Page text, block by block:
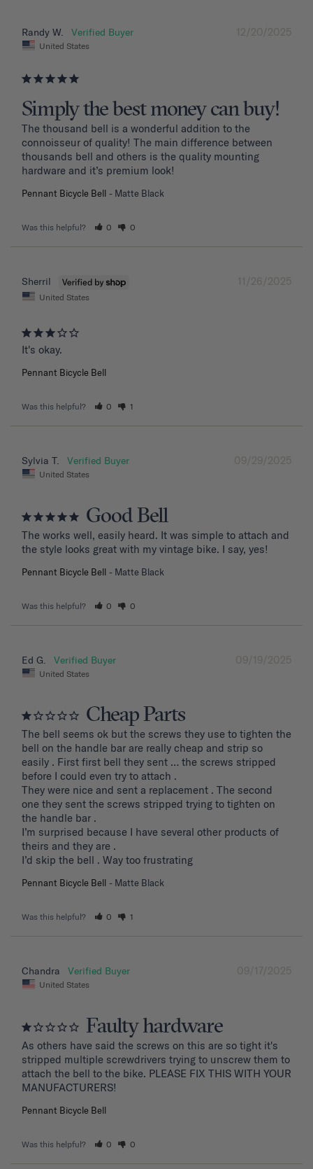
12/20/2025
Randy W.
United States
Simply the best money can buy!
The thousand bell is a wonderful addition to the
connoisseur of quality! The main difference between
thousands bell and others is the quality mounting
hardware and it’s premium look!
Pennant Bicycle Bell Matte Black
Was this helpful? 0 0
11/26/2025
Sherril
United States
It's okay.
Pennant Bicycle Bell
Was this helpful? 0 1
09/29/2025
Sylvia T.
United States
Good Bell
The works well, easily heard. It was simple to attach and
the style looks great with my vintage bike. I say, yes!
Pennant Bicycle Bell Matte Black
Was this helpful? 0 0
09/19/2025
Ed G.
United States
Cheap Parts
The bell seems ok but the screws they use to tighten the
bell on the handle bar are really cheap and strip so
easily . First first bell they sent … the screws stripped
before I could even try to attach .
They were nice and sent a replacement . The second
one they sent the screws stripped trying to tighten on
the handle bar .
I’m surprised because I have several other products of
theirs and they are .
I’d skip the bell . Way too frustrating
Pennant Bicycle Bell Matte Black
Was this helpful? 0 1
09/17/2025
Chandra
United States
Faulty hardware
As others have said the screws on this are so tight it's
stripped multiple screwdrivers trying to unscrew them to
attach the bell to the bike. PLEASE FIX THIS WITH YOUR
MANUFACTURERS!
Pennant Bicycle Bell
Was this helpful? 0 0